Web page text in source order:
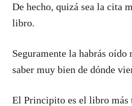
De hecho, quizá sea la cita
libro.
Seguramente la habrás oído
saber muy bien de dónde
El Principito es el libro más